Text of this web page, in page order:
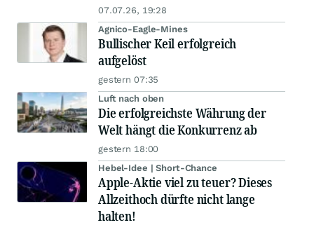
07.07.26, 19:28
Agnico-Eagle-Mines
Bullischer Keil erfolgreich
aufgelöst
gestern 07:35
Luft nach oben
Die erfolgreichste Währung der
Welt hängt die Konkurrenz ab
gestern 18:00
Hebel-Idee | Short-Chance
Apple-Aktie viel zu teuer? Dieses
Allzeithoch dürfte nicht lange
halten!